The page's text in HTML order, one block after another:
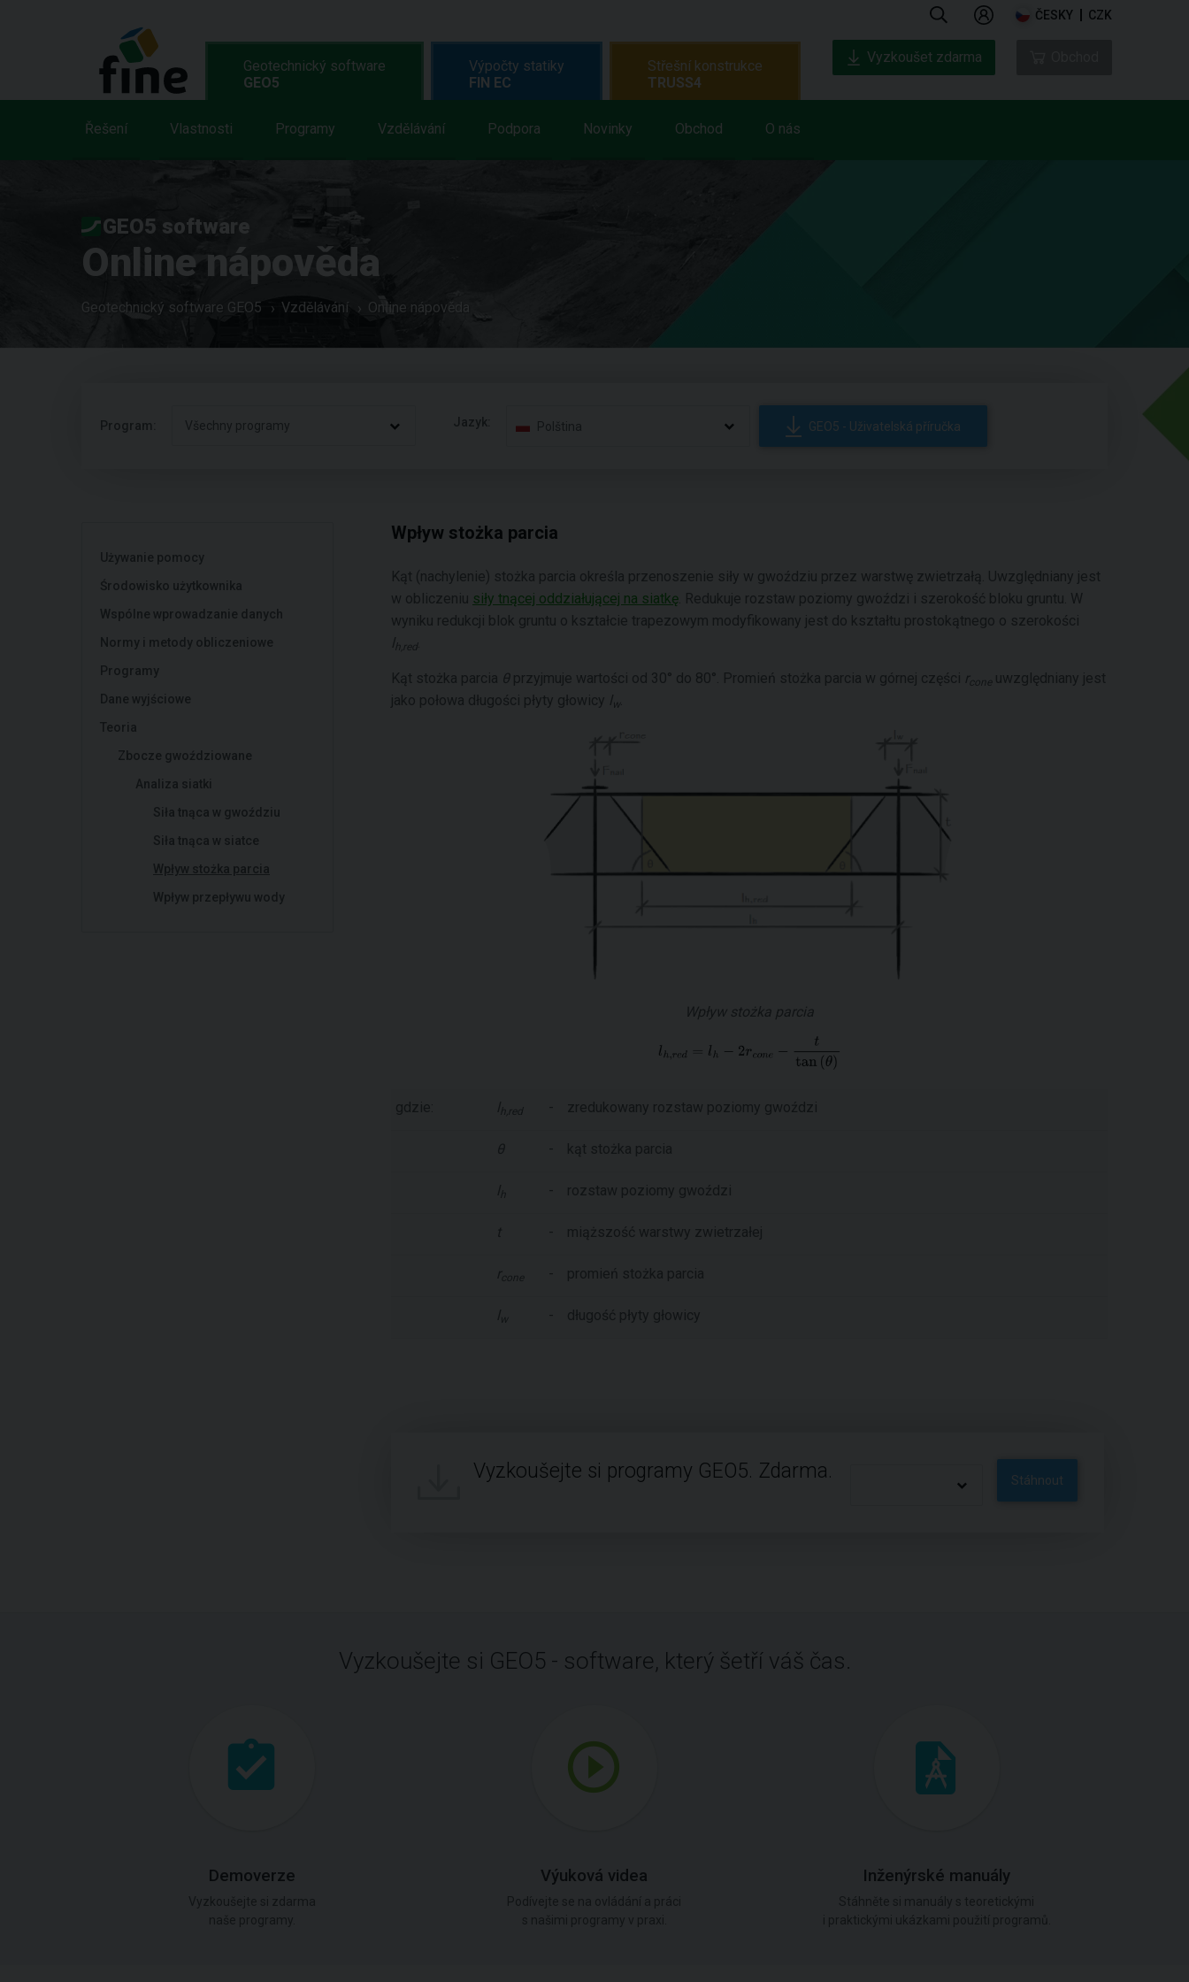
ČESKY CZK
Geotechnický software
GEO5
Řešení Vlastnosti Programy Vzdělávání Podpora Novinky Obchod O nás
Výpočty statiky
FIN EC
Střešní konstrukce
TRUSS4
Vyzkoušet zdarma
GEO5 software
Online nápověda
Geotechnický software GEO5 Vzdělávání Online nápověda
Program: Všechny programy Jazyk: Polština GEO5 - Uživatelská příručka
Używanie pomocy
Środowisko użytkownika
Wspólne wprowadzanie danych
Normy i metody obliczeniowe
Programy
Dane wyjściowe
Teoria
Zbocze gwoździowane
Analiza siatki
Siła tnąca w gwoździu
Siła tnąca w siatce
Wpływ stożka parcia
Wpływ przepływu wody
Wpływ stożka parcia
Kąt (nachylenie) stożka parcia określa przenoszenie siły w gwoździu przez warstwę zwietrzałą. Uwzględniany jest
w obliczeniu siły tnącej oddziałującej na siatkę . Redukuje rozstaw poziomy gwoździ i szerokość bloku gruntu. W
wyniku redukcji blok gruntu o kształcie trapezowym modyfikowany jest do kształtu prostokątnego o szerokości
lh,red.
Kąt stożka parcia θprzyjmuje wartości od 30° do 80°. Promień stożka parcia w górnej części r cone uwzględniany jest
jako połowa długości płyty głowicy lw
Wpływ stożka parcia
gdzie: l h,red - zredukowany rozstaw poziomy gwoździ
θ - kąt stożka parcia
l - rozstaw poziomy gwoździ
t - miąższość warstwy zwietrzałej
r cone - promień stożka parcia
lw - długość płyty głowicy
Vyzkoušejte si programy GEO5. Zdarma. Stáhnout
Vyzkoušejte si GEO5 - software, který šetří váš čas.
Demoverze Výuková videa Inženýrské manuály